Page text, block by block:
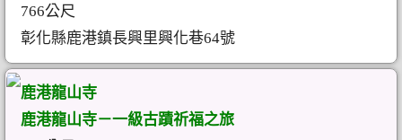
766公尺
彰化縣鹿港鎮長興里興化巷64號
鹿港龍山寺
鹿港龍山寺－一級古蹟祈福之旅